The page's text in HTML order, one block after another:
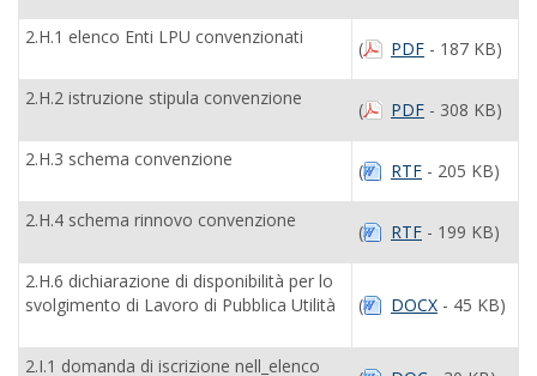
2.H.1 elenco Enti LPU convenzionati
( PDF - 187 KB)
2.H.2 istruzione stipula convenzione
( PDF - 308 KB)
2.H.3 schema convenzione
( RTF - 205 KB)
2.H.4 schema rinnovo convenzione
( RTF - 199 KB)
2.H.6 dichiarazione di disponibilità per lo
svolgimento di Lavoro di Pubblica Utilità
( DOCX - 45 KB)
2.I.1 domanda di iscrizione nell_elenco